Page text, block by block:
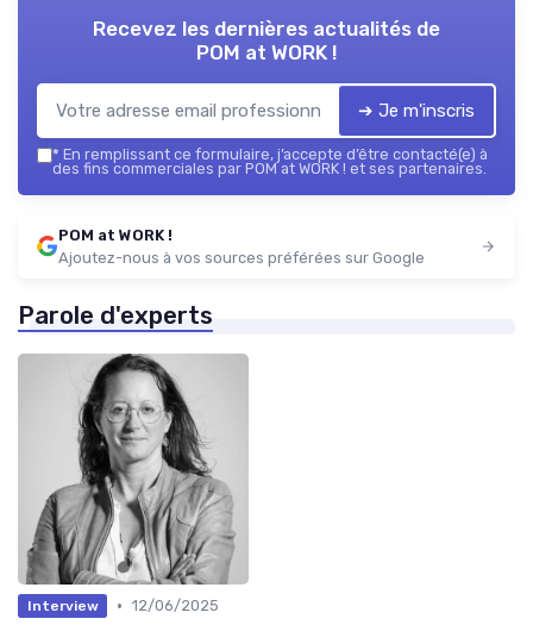
Recevez les dernières actualités de
POM at WORK !
➔ Je m'inscris
* En remplissant ce formulaire, j’accepte d’être contacté(e) à
des fins commerciales par POM at WORK ! et ses partenaires.
POM at WORK !
Ajoutez-nous à vos sources préférées sur Google
Parole d'experts
Interview • 12/06/2025